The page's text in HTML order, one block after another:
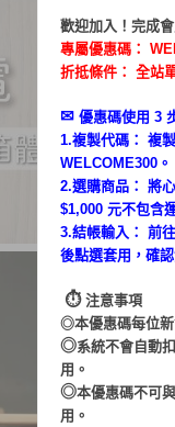
歡迎加入！完成
專屬優惠碼：
折抵條件： 全站
✉︎ 優惠碼使用 3
1.複製代碼： 複
WELCOME300。
2.選購商品： 將
$1,000 元不包含
3.結帳輸入： 前
後點選套用，確
⏱︎ 注意事項
◎本優惠碼每位新
◎系統不會自動
用。
◎本優惠碼不可
用。